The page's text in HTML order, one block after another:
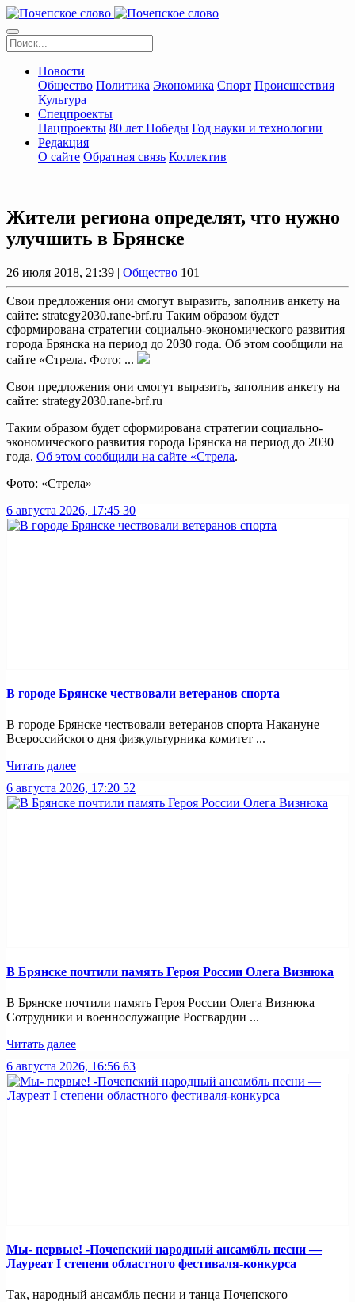
Новости
Общество Политика Экономика Спорт Происшествия
Культура
Спецпроекты
Нацпроекты 80 лет Победы Год науки и технологии
Редакция
О сайте Обратная связь Коллектив
Жители региона определят, что нужно
улучшить в Брянске
26 июля 2018, 21:39 | Общество 101
Свои предложения они смогут выразить, заполнив анкету на
сайте: strategy2030.rane-brf.ru Таким образом будет
сформирована стратегии социально-экономического развития
города Брянска на период до 2030 года. Об этом сообщили на
сайте «Стрела. Фото: ...
Свои предложения они смогут выразить, заполнив анкету на
сайте: strategy2030.rane-brf.ru
Таким образом будет сформирована стратегии социально-
экономического развития города Брянска на период до 2030
года. Об этом сообщили на сайте «Стрела.
Фото: «Стрела»
6 августа 2026, 17:45 30
В городе Брянске чествовали ветеранов спорта
В городе Брянске чествовали ветеранов спорта Накануне
Всероссийского дня физкультурника комитет ...
Читать далее
6 августа 2026, 17:20 52
В Брянске почтили память Героя России Олега Визнюка
В Брянске почтили память Героя России Олега Визнюка
Сотрудники и военнослужащие Росгвардии ...
Читать далее
6 августа 2026, 16:56 63
Мы- первые! -Почепский народный ансамбль песни —
Лауреат I степени областного фестиваля-конкурса
Так, народный ансамбль песни и танца Почепского